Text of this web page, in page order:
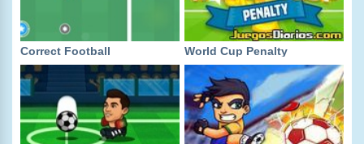
Correct Football World Cup Penalty